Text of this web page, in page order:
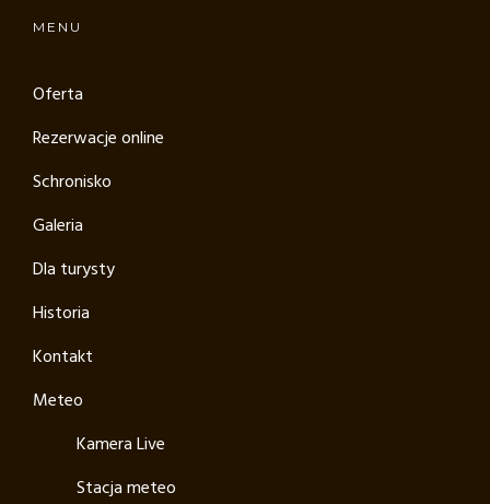
MENU
Oferta
Rezerwacje online
Schronisko
Galeria
Dla turysty
Historia
Kontakt
Meteo
Kamera Live
Stacja meteo